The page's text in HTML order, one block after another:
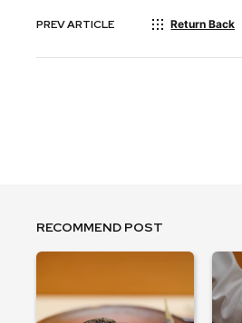
PREVARTICLE Return Back
RECOMMEND POST